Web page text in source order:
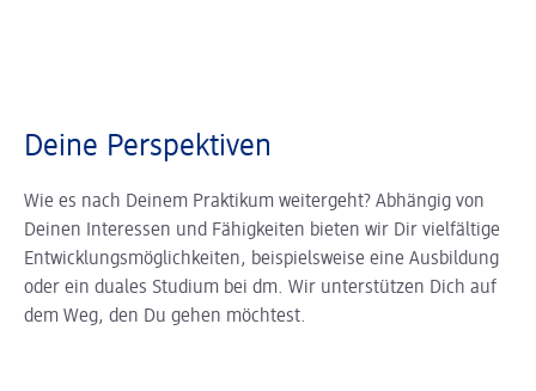
Deine Perspektiven
Wie es nach Deinem Praktikum weitergeht? Abhängig von
Deinen Interessen und Fähigkeiten bieten wir Dir vielfältige
Entwicklungsmöglichkeiten, beispielsweise eine Ausbildung
oder ein duales Studium bei dm. Wir unterstützen Dich auf
dem Weg, den Du gehen möchtest.